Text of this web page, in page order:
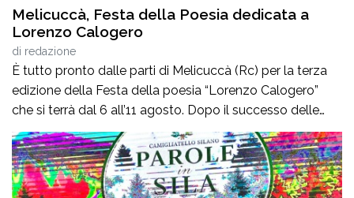
Melicuccà, Festa della Poesia dedicata a
Lorenzo Calogero
di redazione
È tutto pronto dalle parti di Melicuccà (Rc) per la terza
edizione della Festa della poesia “Lorenzo Calogero”
che si terrà dal 6 all’11 agosto. Dopo il successo delle
prime due edizioni, nel 2024 e nel 2025, che hanno
portato nell’entroterra calabrese autorevoli protagonisti
della cultura italiana e internazionale, anche per
quest’annoLYRIKS – Laboratorio Interdisciplinare […]